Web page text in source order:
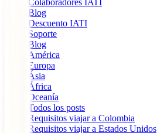
Blog
Descuento IATI
Soporte
Blog
América
Europa
Ásia
África
Oceanía
Todos los posts
Requisitos viajar a Colombia
Requisitos viajar a Estados Unidos